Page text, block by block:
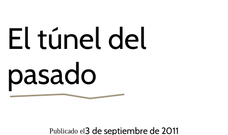
El túnel del
pasado
Publicado el3 de septiembre de 2011